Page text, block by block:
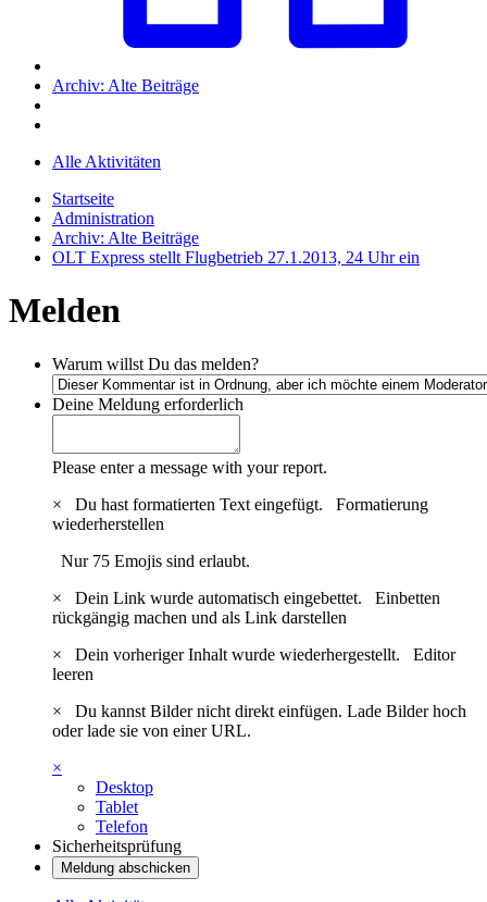
Archiv: Alte Beiträge
Alle Aktivitäten
Startseite
Administration
Archiv: Alte Beiträge
OLT Express stellt Flugbetrieb 27.1.2013, 24 Uhr ein
Melden
Warum willst Du das melden?
Deine Meldung erforderlich
Please enter a message with your report.
×
Du hast formatierten Text eingefügt. Formatierung
wiederherstellen
Nur 75 Emojis sind erlaubt.
×
Dein Link wurde automatisch eingebettet. Einbetten
rückgängig machen und als Link darstellen
×
Dein vorheriger Inhalt wurde wiederhergestellt. Editor
leeren
×
Du kannst Bilder nicht direkt einfügen. Lade Bilder hoch
oder lade sie von einer URL.
×
Desktop
Tablet
Telefon
Sicherheitsprüfung
Meldung abschicken